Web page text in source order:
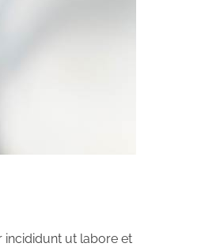
incididunt ut labore et